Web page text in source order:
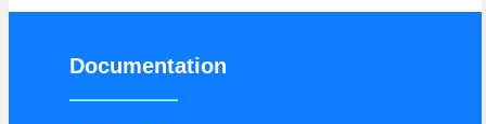
Documentation